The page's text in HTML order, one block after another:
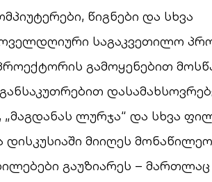
წიგნები და სხვა
საგაკვეთილო
გამოყენებით
„მაგდანას ლურჯა“ და სხვა
დისკუსიაში მიიღეს
გაუზიარეს – მართლაც